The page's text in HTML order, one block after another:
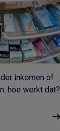
inkomen of
hoe werkt dat?